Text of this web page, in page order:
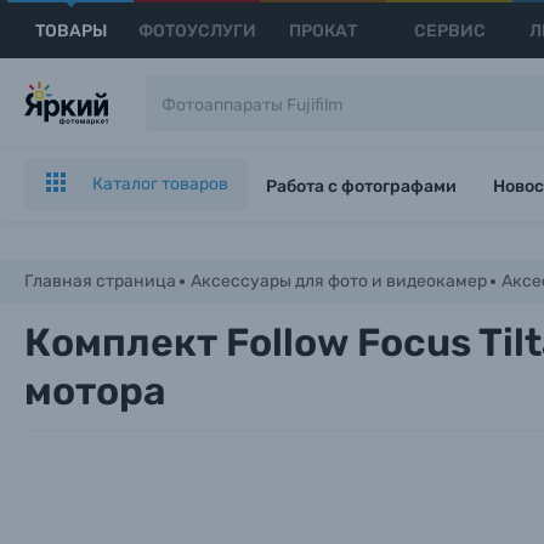
ТОВАРЫ ФОТОУСЛУГИ ПРОКАТ СЕРВИС
Каталог товаров Работа с фотографами
Главная страница Аксессуары для фото и видеокамер
Комплект Follow Focus
мотора